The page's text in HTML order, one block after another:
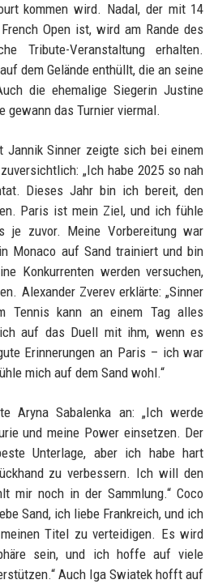
kommen wird. Nadal, der mit 14
Open ist, wird am Rande des
Tribute-Veranstaltung erhalten.
dem Gelände enthüllt, die an seine
die ehemalige Siegerin Justine
gewann das Turnier viermal.
Jannik Sinner zeigte sich bei einem
„Ich habe 2025 so nah
Dieses Jahr bin ich bereit, den
Paris ist mein Ziel, und ich fühle
je zuvor. Meine Vorbereitung war
Monaco auf Sand trainiert und bin
Konkurrenten werden versuchen,
Alexander Zverev erklärte: „Sinner
Tennis kann an einem Tag alles
auf das Duell mit ihm, wenn es
Erinnerungen an Paris – ich war
mich auf dem Sand wohl.“
Aryna Sabalenka an: „Ich werde
und meine Power einsetzen. Der
Unterlage, aber ich habe hart
zu verbessern. Ich will den
mir noch in der Sammlung.“ Coco
Sand, ich liebe Frankreich, und ich
Titel zu verteidigen. Es wird
sein, und ich hoffe auf viele
Auch Iga Swiatek hofft auf